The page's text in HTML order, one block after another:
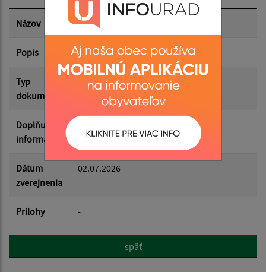
Dátum zverejnenia do:
Filtrovať Reset
Názov 2. OZ 24.6.2026 - Zápisnica
Popis
Typ
dokumentu
Zasadnutia OZ
Doplňujúce
informácie
Dátum
zverejnenia
02.07.2026
Prílohy -
späť